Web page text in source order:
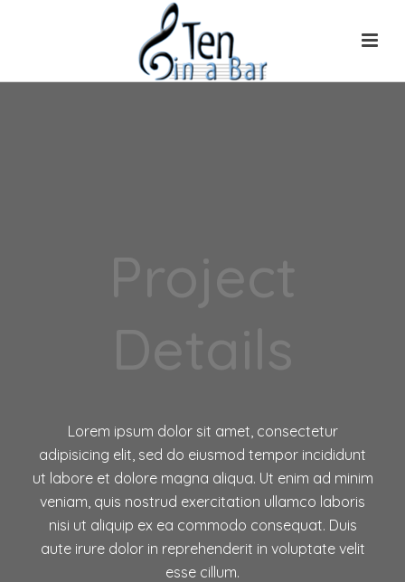
Lorem ipsum dolor sit amet, consectetur
adipisicing elit, sed do eiusmod tempor incididunt
ut labore et dolore magna aliqua. Ut enim ad minim
veniam, quis nostrud exercitation ullamco laboris
nisi ut aliquip ex ea commodo consequat. Duis
aute irure dolor in reprehenderit in voluptate velit
esse cillum.